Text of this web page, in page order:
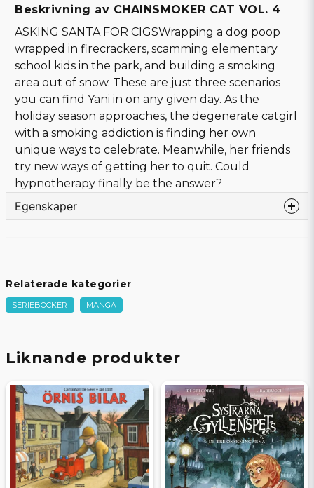
Beskrivning av CHAINSMOKER CAT VOL. 4
ASKING SANTA FOR CIGSWrapping a dog poop
wrapped in firecrackers, scamming elementary
school kids in the park, and building a smoking
area out of snow. These are just three scenarios
you can find Yani in on any given day. As the
holiday season approaches, the degenerate catgirl
with a smoking addiction is finding her own
unique ways to celebrate. Meanwhile, her friends
try new ways of getting her to quit. Could
hypnotherapy finally be the answer?
Egenskaper
Författare
Nyan Nyan Factory
Sidor
184
Relaterade kategorier
SERIEBÖCKER MANGA
Liknande produkter